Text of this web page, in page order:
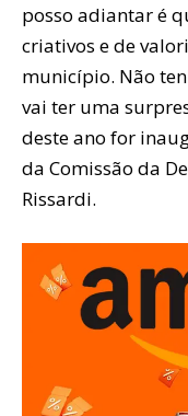
posso adiantar é
criativos e de
município. Não
vai ter uma
deste ano for
da Comissão da
Rissardi.